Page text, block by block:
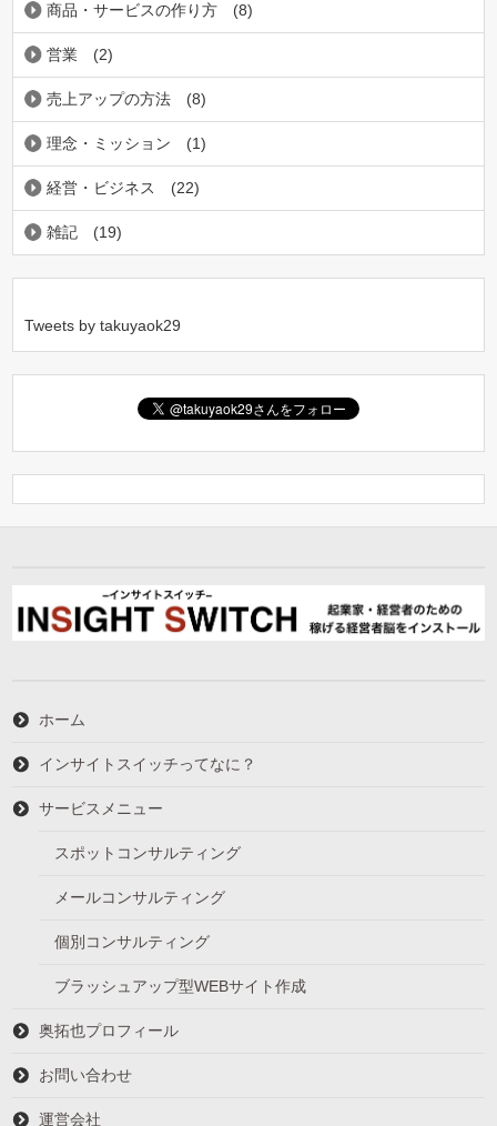
商品・サービスの作り方 (8)
営業 (2)
売上アップの方法 (8)
理念・ミッション (1)
経営・ビジネス (22)
雑記 (19)
Tweets by takuyaok29
ホーム
インサイトスイッチってなに？
サービスメニュー
スポットコンサルティング
メールコンサルティング
個別コンサルティング
ブラッシュアップ型WEBサイト作成
奥拓也プロフィール
お問い合わせ
運営会社